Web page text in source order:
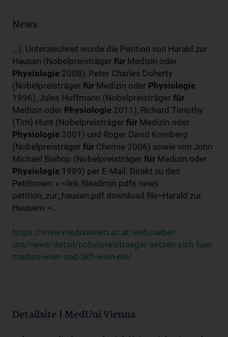
News
...). Unterzeichnet wurde die Petition von Harald zur
Hausen (Nobelpreisträger für Medizin oder
Physiologie 2008), Peter Charles Doherty
(Nobelpreisträger für Medizin oder Physiologie
1996), Jules Hoffmann (Nobelpreisträger für
Medizin oder Physiologie 2011), Richard Timothy
(Tim) Hunt (Nobelpreisträger für Medizin oder
Physiologie 2001) und Roger David Kornberg
(Nobelpreisträger für Chemie 2006) sowie von John
Michael Bishop (Nobelpreisträger für Medizin oder
Physiologie 1989) per E-Mail. Direkt zu den
Petitionen: » <link fileadmin pdfs news
petition_zur_hausen.pdf download file>Harald zur
Hausen» <...
https://www.meduniwien.ac.at/web/ueber-
uns/news/detail/nobelpreistraeger-setzen-sich-fuer-
meduni-wien-und-akh-wien-ein/
Detailsite | MedUni Vienna